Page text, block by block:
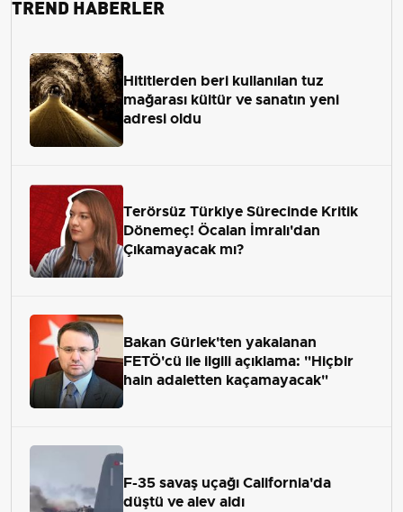
TREND HABERLER
Hititlerden beri kullanılan tuz
mağarası kültür ve sanatın yeni
adresi oldu
Terörsüz Türkiye Sürecinde Kritik
Dönemeç! Öcalan İmralı'dan
Çıkamayacak mı?
Bakan Gürlek'ten yakalanan
FETÖ'cü ile ilgili açıklama: "Hiçbir
hain adaletten kaçamayacak"
F-35 savaş uçağı California'da
düştü ve alev aldı